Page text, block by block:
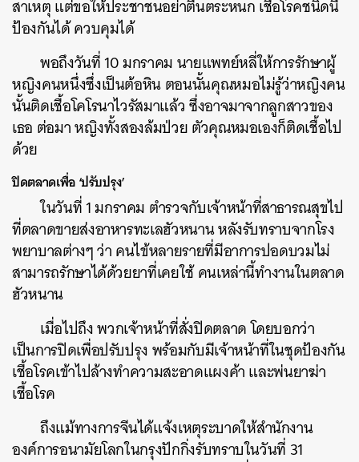
สาเหตุ แต่ขอให้ประชาชนอย่าตื่นตระหนก เชื้อโรคชนิดนี้
ป้องกันได้ ควบคุมได้
พอถึงวันที่ 10 มกราคม นายแพทย์หลี่ให้การรักษาผู้
หญิงคนหนึ่งซึ่งเป็นต้อหิน ตอนนั้นคุณหมอไม่รู้ว่าหญิงคน
นั้นติดเชื้อโคโรนาไวรัสมาแล้ว ซึ่งอาจมาจากลูกสาวของ
เธอ ต่อมา หญิงทั้งสองล้มป่วย ตัวคุณหมอเองก็ติดเชื้อไป
ด้วย
ปิดตลาดเพื่อ ‘ปรับปรุง’
ในวันที่ 1 มกราคม ตำรวจกับเจ้าหน้าที่สาธารณสุขไป
ที่ตลาดขายส่งอาหารทะเลฮัวหนาน หลังรับทราบจากโรง
พยาบาลต่างๆ ว่า คนไข้หลายรายที่มีอาการปอดบวมไม่
สามารถรักษาได้ด้วยยาที่เคยใช้ คนเหล่านี้ทำงานในตลาด
ฮัวหนาน
เมื่อไปถึง พวกเจ้าหน้าที่สั่งปิดตลาด โดยบอกว่า
เป็นการปิดเพื่อปรับปรุง พร้อมกับมีเจ้าหน้าที่ในชุดป้องกัน
เชื้อโรคเข้าไปล้างทำความสะอาดแผงค้า และพ่นยาฆ่า
เชื้อโรค
ถึงแม้ทางการจีนได้แจ้งเหตุระบาดให้สำนักงาน
องค์การอนามัยโลกในกรุงปักกิ่งรับทราบในวันที่ 31